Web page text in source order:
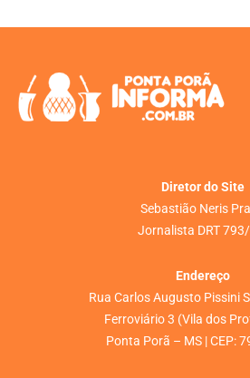
Diretor do Site
Sebastião Neris
Jornalista DRT
Endereço
Rua Carlos Augusto Pissini
Ferroviário 3 (Vila dos
Ponta Porã – MS | CEP: